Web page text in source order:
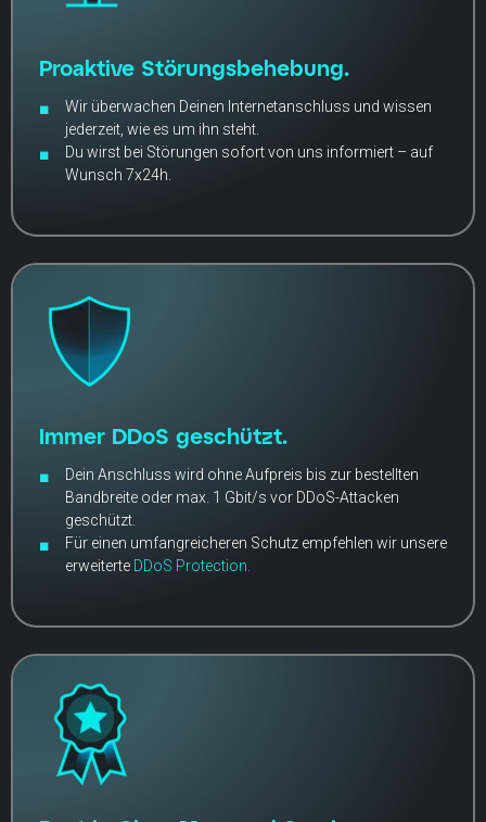
Proaktive Störungsbehebung.
Wir überwachen Deinen Internetanschluss und wissen
jederzeit, wie es um ihn steht.
Du wirst bei Störungen sofort von uns informiert – auf
Wunsch 7x24h.
Immer DDoS geschützt.
Dein Anschluss wird ohne Aufpreis bis zur bestellten
Bandbreite oder max. 1 Gbit/s vor DDoS-Attacken
geschützt.
Für einen umfangreicheren Schutz empfehlen wir unsere
erweiterte DDoS Protection.